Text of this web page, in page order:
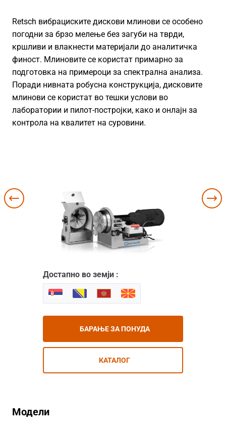
Retsch вибрациските дискови млинови се особено
погодни за брзо мелење без загуби на тврди,
кршливи и влакнести материјали до аналитичка
финост. Млиновите се користат примарно за
подготовка на примероци за спектрална анализа.
Поради нивната робусна конструкција, дисковите
млинови се користат во тешки услови во
лаборатории и пилот-постројки, како и онлајн за
контрола на квалитет на суровини.
Достапно во земји :
БАРАЊЕ ЗА ПОНУДА
КАТАЛОГ
Модели